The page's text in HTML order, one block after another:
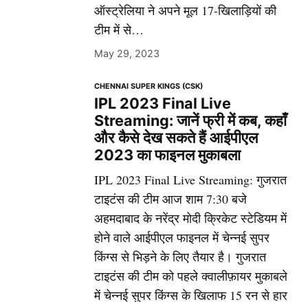
ऑस्ट्रेलिया ने अपने मूल 17-खिलाड़ियों की
टीम में से…
May 29, 2023
CHENNAI SUPER KINGS (CSK)
IPL 2023 Final Live
Streaming: जानें फ्री में कब, कहाँ
और कैसे देख सकते हैं आईपीएल
2023 का फाइनल मुकाबला
IPL 2023 Final Live Streaming: गुजरात
टाइटंस की टीम आज शाम 7:30 बजे
अहमदाबाद के नरेंद्र मोदी क्रिकेट स्टेडियम में
होने वाले आईपीएल फाइनल में चेन्नई सुपर
किंग्स से भिड़ने के लिए तैयार है। गुजरात
टाइटंस की टीम को पहले क्वालीफ़ायर मुकाबले
में चेन्नई सुपर किंग्स के खिलाफ 15 रन से हार